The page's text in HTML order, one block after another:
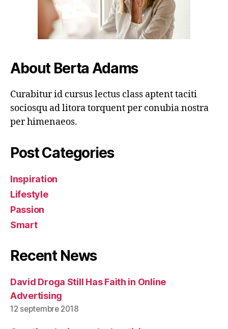
About Berta Adams
Curabitur id cursus lectus class aptent taciti
sociosqu ad litora torquent per conubia nostra
per himenaeos.
Post Categories
Inspiration
Lifestyle
Passion
Smart
Recent News
David Droga Still Has Faith in Online
Advertising
12 septembre 2018